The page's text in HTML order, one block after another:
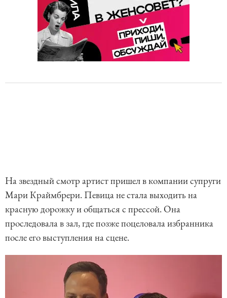
На звездный смотр артист пришел в компании супруги
Мари Краймбрери. Певица не стала выходить на
красную дорожку и общаться с прессой. Она
проследовала в зал, где позже поцеловала избранника
после его выступления на сцене.